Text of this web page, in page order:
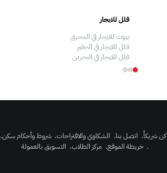
فلل للايجار
بيوت للايجار في المحرق
فلل للايجار في الجفير
فلل للايجار في البحرين
كن شريكاً. اتصل بنا. الشكاوي والاقتراحات. شروط وأحكام سكن.
. خريطة الموقع. مركز الطلاب. التسويق بالعمولة